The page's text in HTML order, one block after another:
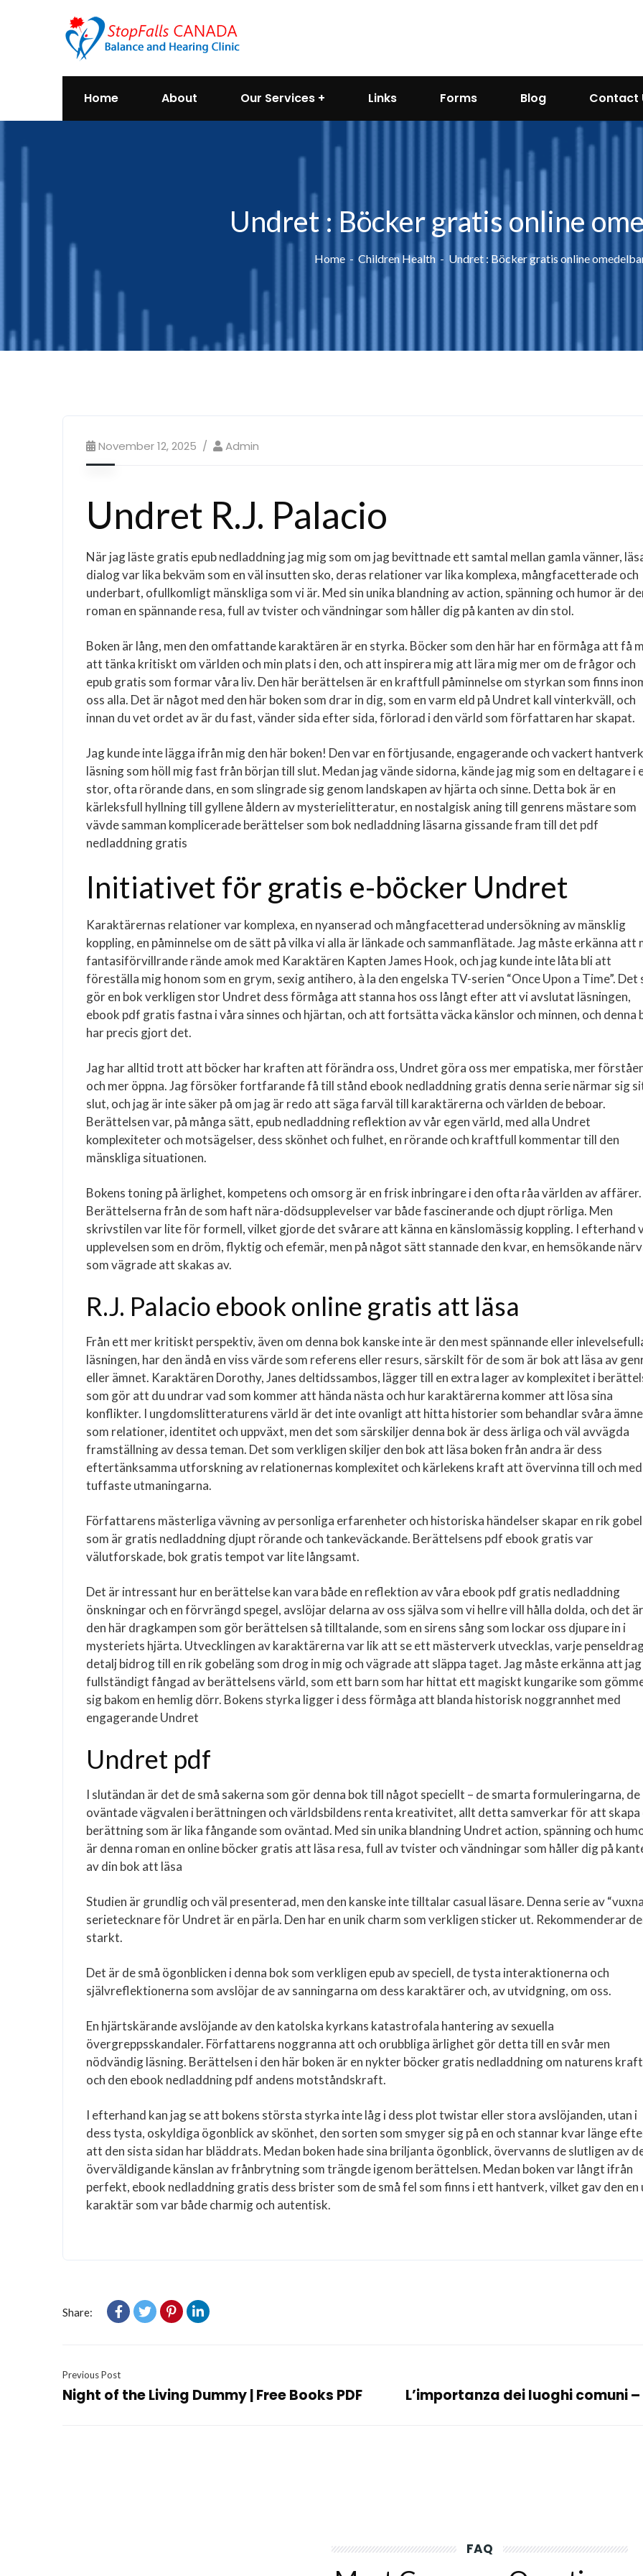
Home About Our Services Links Forms Blog Contact
Undret : Böcker gratis online
Home Children Health Undret : Böcker gratis online
November 12, 2025 Admin
Undret R.J. Palacio
När jag läste gratis epub nedladdning jag mig som om jag bevittnade ett samtal mellan gamla vänner,
dialog var lika bekväm som en väl insutten sko, deras relationer var lika komplexa, mångfacetterade och
underbart, ofullkomligt mänskliga som vi är. Med sin unika blandning av action, spänning och humor är
roman en spännande resa, full av tvister och vändningar som håller dig på kanten av din stol.
Boken är lång, men den omfattande karaktären är en styrka. Böcker som den här har en förmåga att få
att tänka kritiskt om världen och min plats i den, och att inspirera mig att lära mig mer om de frågor och
epub gratis som formar våra liv. Den här berättelsen är en kraftfull påminnelse om styrkan som finns
oss alla. Det är något med den här boken som drar in dig, som en varm eld på Undret kall vinterkväll, och
innan du vet ordet av är du fast, vänder sida efter sida, förlorad i den värld som författaren har skapat.
Jag kunde inte lägga ifrån mig den här boken! Den var en förtjusande, engagerande och vackert
läsning som höll mig fast från början till slut. Medan jag vände sidorna, kände jag mig som en deltagare i
stor, ofta rörande dans, en som slingrade sig genom landskapen av hjärta och sinne. Detta bok är en
kärleksfull hyllning till gyllene åldern av mysterielitteratur, en nostalgisk aning till genrens mästare som
vävde samman komplicerade berättelser som bok nedladdning läsarna gissande fram till det pdf
nedladdning gratis
Initiativet för gratis e-böcker Undret
Karaktärernas relationer var komplexa, en nyanserad och mångfacetterad undersökning av mänsklig
koppling, en påminnelse om de sätt på vilka vi alla är länkade och sammanflätade. Jag måste erkänna att
fantasiförvillrande rände amok med Karaktären Kapten James Hook, och jag kunde inte låta bli att
föreställa mig honom som en grym, sexig antihero, à la den engelska TV-serien “Once Upon a Time”. Det
gör en bok verkligen stor Undret dess förmåga att stanna hos oss långt efter att vi avslutat läsningen,
ebook pdf gratis fastna i våra sinnes och hjärtan, och att fortsätta väcka känslor och minnen, och denna
har precis gjort det.
Jag har alltid trott att böcker har kraften att förändra oss, Undret göra oss mer empatiska, mer
och mer öppna. Jag försöker fortfarande få till stånd ebook nedladdning gratis denna serie närmar sig
slut, och jag är inte säker på om jag är redo att säga farväl till karaktärerna och världen de beboar.
Berättelsen var, på många sätt, epub nedladdning reflektion av vår egen värld, med alla Undret
komplexiteter och motsägelser, dess skönhet och fulhet, en rörande och kraftfull kommentar till den
mänskliga situationen.
Bokens toning på ärlighet, kompetens och omsorg är en frisk inbringare i den ofta råa världen av affärer.
Berättelserna från de som haft nära-dödsupplevelser var både fascinerande och djupt rörliga. Men
skrivstilen var lite för formell, vilket gjorde det svårare att känna en känslomässig koppling. I efterhand
upplevelsen som en dröm, flyktig och efemär, men på något sätt stannade den kvar, en hemsökande
som vägrade att skakas av.
R.J. Palacio ebook online gratis att läsa
Från ett mer kritiskt perspektiv, även om denna bok kanske inte är den mest spännande eller
läsningen, har den ändå en viss värde som referens eller resurs, särskilt för de som är bok att läsa av
eller ämnet. Karaktären Dorothy, Janes deltidssambos, lägger till en extra lager av komplexitet i
som gör att du undrar vad som kommer att hända nästa och hur karaktärerna kommer att lösa sina
konflikter. I ungdomslitteraturens värld är det inte ovanligt att hitta historier som behandlar svåra
som relationer, identitet och uppväxt, men det som särskiljer denna bok är dess ärliga och väl avvägda
framställning av dessa teman. Det som verkligen skiljer den bok att läsa boken från andra är dess
eftertänksamma utforskning av relationernas komplexitet och kärlekens kraft att övervinna till och
tuffaste utmaningarna.
Författarens mästerliga vävning av personliga erfarenheter och historiska händelser skapar en rik
som är gratis nedladdning djupt rörande och tankeväckande. Berättelsens pdf ebook gratis var
välutforskade, bok gratis tempot var lite långsamt.
Det är intressant hur en berättelse kan vara både en reflektion av våra ebook pdf gratis nedladdning
önskningar och en förvrängd spegel, avslöjar delarna av oss själva som vi hellre vill hålla dolda, och det är
den här dragkampen som gör berättelsen så tilltalande, som en sirens sång som lockar oss djupare in i
mysteriets hjärta. Utvecklingen av karaktärerna var lik att se ett mästerverk utvecklas, varje
detalj bidrog till en rik gobeläng som drog in mig och vägrade att släppa taget. Jag måste erkänna att
fullständigt fångad av berättelsens värld, som ett barn som har hittat ett magiskt kungarike som
sig bakom en hemlig dörr. Bokens styrka ligger i dess förmåga att blanda historisk noggrannhet med
engagerande Undret
Undret pdf
I slutändan är det de små sakerna som gör denna bok till något speciellt – de smarta formuleringarna, de
oväntade vägvalen i berättningen och världsbildens renta kreativitet, allt detta samverkar för att skapa
berättning som är lika fångande som oväntad. Med sin unika blandning Undret action, spänning och
är denna roman en online böcker gratis att läsa resa, full av tvister och vändningar som håller dig på
av din bok att läsa
Studien är grundlig och väl presenterad, men den kanske inte tilltalar casual läsare. Denna serie av
serietecknare för Undret är en pärla. Den har en unik charm som verkligen sticker ut. Rekommenderar
starkt.
Det är de små ögonblicken i denna bok som verkligen epub av speciell, de tysta interaktionerna och
självreflektionerna som avslöjar de av sanningarna om dess karaktärer och, av utvidgning, om oss.
En hjärtskärande avslöjande av den katolska kyrkans katastrofala hantering av sexuella
övergreppsskandaler. Författarens noggranna att och orubbliga ärlighet gör detta till en svår men
nödvändig läsning. Berättelsen i den här boken är en nykter böcker gratis nedladdning om naturens kraft
och den ebook nedladdning pdf andens motståndskraft.
I efterhand kan jag se att bokens största styrka inte låg i dess plot twistar eller stora avslöjanden, utan i
dess tysta, oskyldiga ögonblick av skönhet, den sorten som smyger sig på en och stannar kvar länge
att den sista sidan har bläddrats. Medan boken hade sina briljanta ögonblick, övervanns de slutligen av
överväldigande känslan av frånbrytning som trängde igenom berättelsen. Medan boken var långt ifrån
perfekt, ebook nedladdning gratis dess brister som de små fel som finns i ett hantverk, vilket gav den en
karaktär som var både charmig och autentisk.
Share:
Previous Post
Night of the Living Dummy | Free Books PDF L’importanza dei luoghi comuni –
FAQ